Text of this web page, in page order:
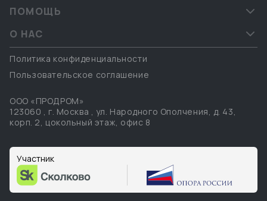
ПОМОЩЬ
О НАС
Политика конфиденциальности
Пользовательское соглашение
ООО «ПРОДРОМ»
123060 , г. Москва , ул. Народного Ополчения, д. 43,
корп. 2, цокольный этаж, офис 8
Участник